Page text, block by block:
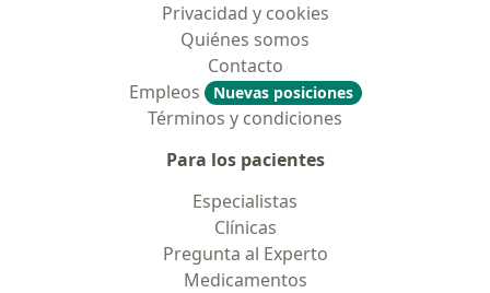
Privacidad y cookies
Quiénes somos
Contacto
Empleos
Nuevas posiciones
Términos y condiciones
Para los pacientes
Especialistas
Clínicas
Pregunta al Experto
Medicamentos